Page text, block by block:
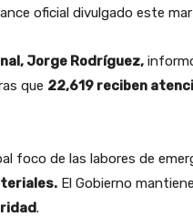
oficial divulgado este
Jorge Rodríguez,
que 22,619 reciben
foco de las labores de
El Gobierno
.